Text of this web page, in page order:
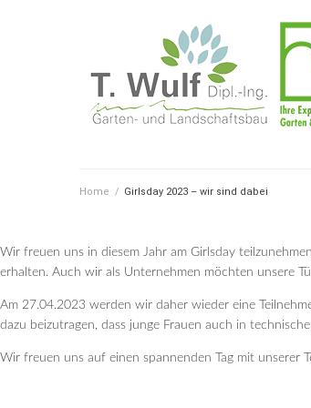
Home / Girlsday 2023 – wir sind dabei
Wir freuen uns in diesem Jahr am Girlsday
erhalten. Auch wir als Unternehmen möchten unsere
Am 27.04.2023 werden wir daher wieder eine
dazu beizutragen, dass junge Frauen auch in
Wir freuen uns auf einen spannenden Tag mit unserer